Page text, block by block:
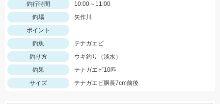
釣行時間
10:00～11:00
釣場
矢作川
ポイント
釣魚
テナガエビ
釣り方
ウキ釣り（淡水）
釣果
テナガエビ10匹
サイズ
テナガエビ胴長7cm前後